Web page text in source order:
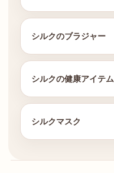
シルクのブラジャー
シルクの健康アイテム
シルクマスク